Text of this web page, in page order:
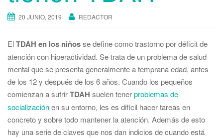
20 JUNIO, 2019 REDACTOR
ElTDAH en los niñosse define como trastorno por déficit de
atención con hiperactividad. Se trata de un problema de salud
mental que se presenta generalmente a temprana edad, antes
de los 12 y después de los 6 años. Cuando los pequeños
comienzan a sufrirTDAH suelen tenerproblemas de
socializaciónen su entorno, les es difícil hacer tareas en
concreto y sobre todo mantener la atención. Además de esto
hay una serie de claves que nos dan indicios de cuando está